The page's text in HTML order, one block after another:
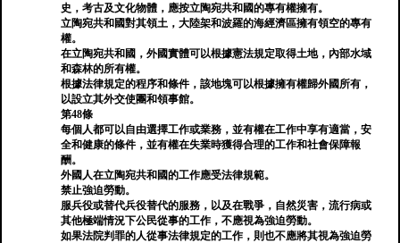
史，考古及文化物體，應按立陶宛共和國的專有權擁有。
立陶宛共和國對其領土，大陸架和波羅的海經濟區擁有領空的專有
權。
在立陶宛共和國，外國實體可以根據憲法規定取得土地，內部水域
和森林的所有權。
根據法律規定的程序和條件，該地塊可以根據擁有權歸外國所有，
以設立其外交使團和領事館。
第48條
每個人都可以自由選擇工作或業務，並有權在工作中享有適當，安
全和健康的條件，並有權在失業時獲得合理的工作和社會保障報
酬。
外國人在立陶宛共和國的工作應受法律規範。
禁止強迫勞動。
服兵役或替代兵役替代的服務，以及在戰爭，自然災害，流行病或
其他極端情況下公民從事的工作，不應視為強迫勞動。
如果法院判罪的人從事法律規定的工作，則也不應將其視為強迫勞